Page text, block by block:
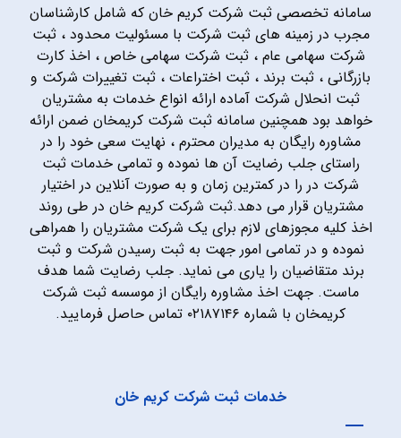
سامانه تخصصی ثبت شرکت کریم خان که شامل کارشناسان
مجرب در زمینه های ثبت شرکت با مسئولیت محدود ، ثبت
شرکت سهامی عام ، ثبت شرکت سهامی خاص ، اخذ کارت
بازرگانی ، ثبت برند ، ثبت اختراعات ، ثبت تغییرات شرکت و
ثبت انحلال شرکت آماده ارائه انواع خدمات به مشتریان
خواهد بود همچنین سامانه ثبت شرکت کریمخان ضمن ارائه
مشاوره رایگان به مدیران محترم ، نهایت سعی خود را در
راستای جلب رضایت آن ها نموده و تمامی خدمات ثبت
شرکت در را در کمترین زمان و به صورت آنلاین در اختیار
مشتریان قرار می دهد.ثبت شرکت کریم خان در طی روند
اخذ کلیه مجوزهای لازم برای یک شرکت مشتریان را همراهی
نموده و در تمامی امور جهت به ثبت رسیدن شرکت و ثبت
برند متقاضیان را یاری می نماید. جلب رضایت شما هدف
ماست. جهت اخذ مشاوره رایگان از موسسه ثبت شرکت
کریمخان با شماره ۰۲۱۸۷۱۴۶ تماس حاصل فرمایید.
خدمات ثبت شرکت کریم خان